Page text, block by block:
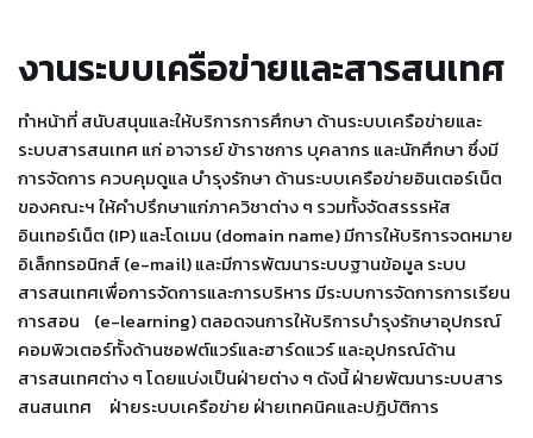
งานระบบเครือข่ายและสารสนเทศ
ทำหน้าที่ สนับสนุนและให้บริการการศึกษา ด้านระบบเครือข่ายและ
ระบบสารสนเทศ แก่ อาจารย์ ข้าราชการ บุคลากร และนักศึกษา ซึ่งมี
การจัดการ ควบคุมดูแล บำรุงรักษา ด้านระบบเครือข่ายอินเตอร์เน็ต
ของคณะฯ ให้คำปรึกษาแก่ภาควิชาต่าง ๆ รวมทั้งจัดสรรรหัส
อินเทอร์เน็ต (IP) และโดเมน (domain name) มีการให้บริการจดหมาย
อิเล็กทรอนิกส์ (e-mail) และมีการพัฒนาระบบฐานข้อมูล ระบบ
สารสนเทศเพื่อการจัดการและการบริหาร มีระบบการจัดการการเรียน
การสอน (e-learning) ตลอดจนการให้บริการบำรุงรักษาอุปกรณ์
คอมพิวเตอร์ทั้งด้านซอฟต์แวร์และฮาร์ดแวร์ และอุปกรณ์ด้าน
สารสนเทศต่าง ๆ โดยแบ่งเป็นฝ่ายต่าง ๆ ดังนี้ ฝ่ายพัฒนาระบบสาร
สนสนเทศ ฝ่ายระบบเครือข่าย ฝ่ายเทคนิคและปฏิบัติการ